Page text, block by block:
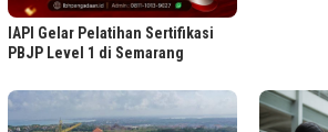
IAPI Gelar Pelatihan Sertifikasi
PBJP Level 1 di Semarang